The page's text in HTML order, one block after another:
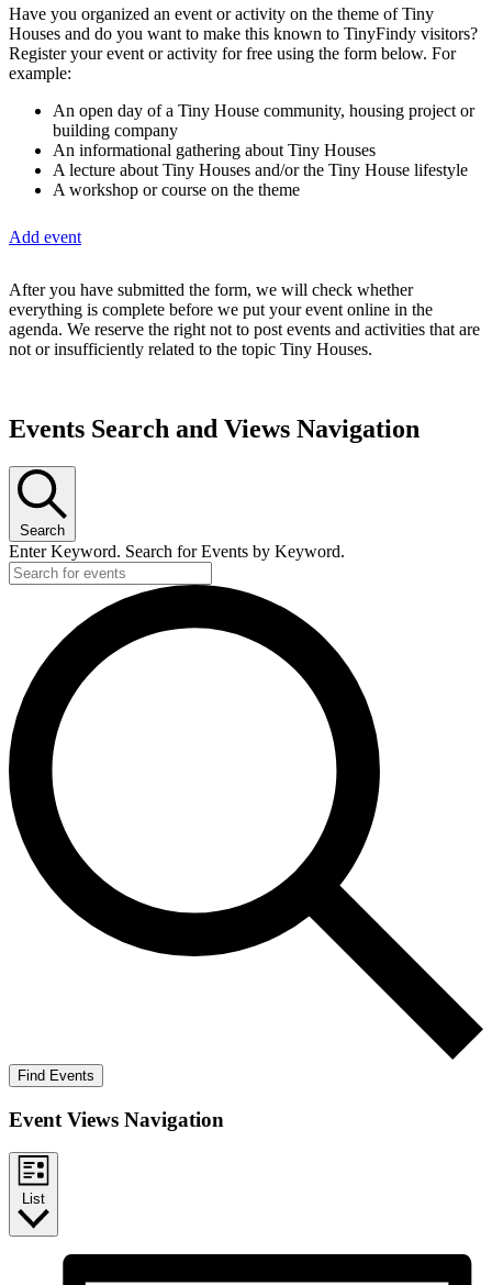
Have you organized an event or activity on the theme of Tiny
Houses and do you want to make this known to TinyFindy visitors?
Register your event or activity for free using the form below. For
example:
An open day of a Tiny House community, housing project or
building company
An informational gathering about Tiny Houses
A lecture about Tiny Houses and/or the Tiny House lifestyle
A workshop or course on the theme
Add event
After you have submitted the form, we will check whether
everything is complete before we put your event online in the
agenda. We reserve the right not to post events and activities that are
not or insufficiently related to the topic Tiny Houses.
Events Search and Views Navigation
Search
Enter Keyword. Search for Events by Keyword.
Find Events
Event Views Navigation
List